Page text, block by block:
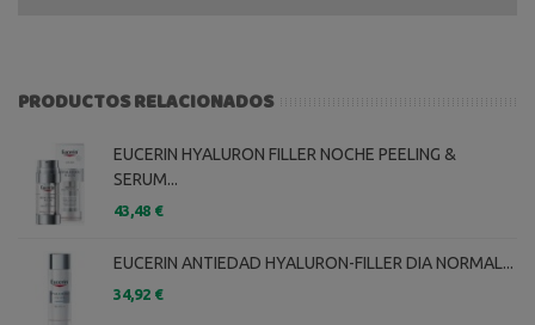
PRODUCTOS RELACIONADOS
EUCERIN HYALURON FILLER NOCHE PEELING &
SERUM...
43,48 €
EUCERIN ANTIEDAD HYALURON-FILLER DIA NORMAL...
34,92 €